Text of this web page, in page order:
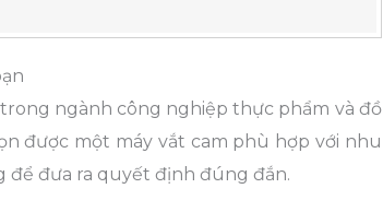
ngành công nghiệp thực phẩm và đồ
được một máy vắt cam phù hợp với nhu
để đưa ra quyết định đúng đắn.